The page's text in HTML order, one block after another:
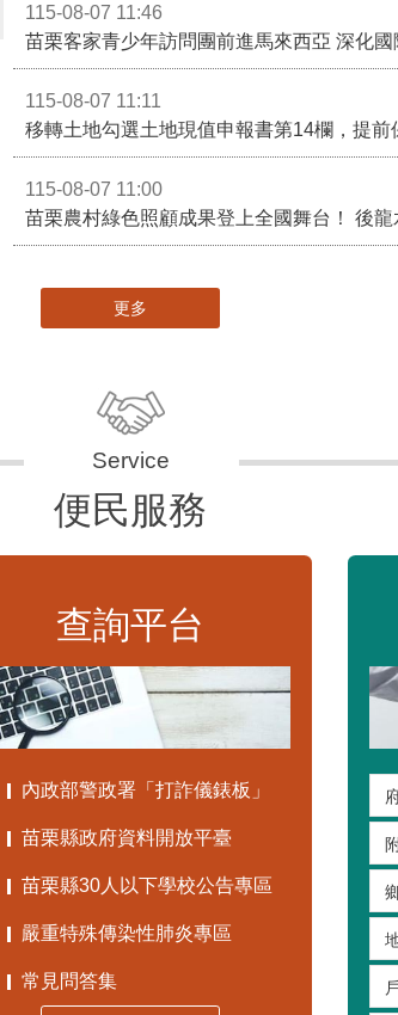
115-08-07 11:46
苗栗客家青少年訪問團前進馬來西亞 深化
115-08-07 11:11
移轉土地勾選土地現值申報書第14欄，提前
115-08-07 11:00
更多
便民服務
查詢平台
內政部警政署「打詐儀錶板」
苗栗縣政府資料開放平臺
苗栗縣30人以下學校公告專區
嚴重特殊傳染性肺炎專區
常見問答集